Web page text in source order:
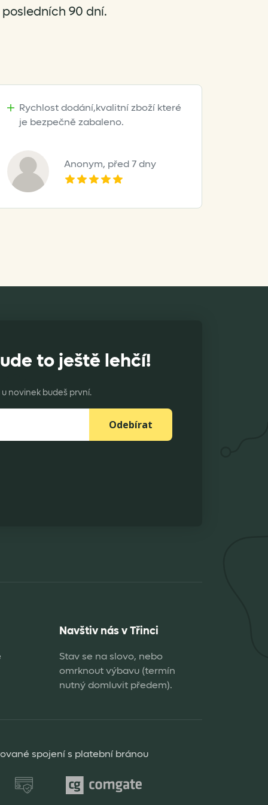
90 dní.
Rychlost dodání,kvalitní zboží které
je bezpečně zabaleno.
Anonym, před 7 dny
to ještě lehčí!
novinek budeš první.
Odebírat
Navštiv nás v Třinci
Stav se na slovo, nebo
omrknout výbavu (termín
nutný domluvit předem).
spojení s platební bránou